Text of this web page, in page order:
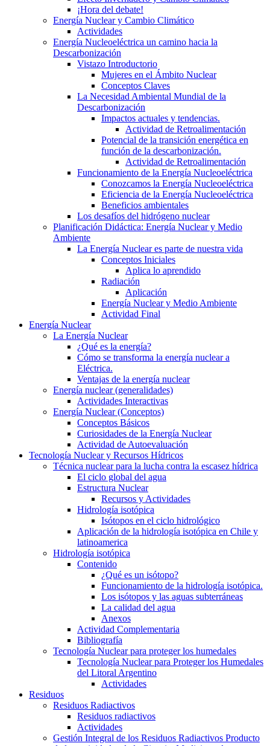
¡Hora del debate!
Energía Nuclear y Cambio Climático
Actividades
Energía Nucleoeléctrica un camino hacia la
Descarbonización
Vistazo Introductorio
Mujeres en el Ámbito Nuclear
Conceptos Claves
La Necesidad Ambiental Mundial de la
Descarbonización
Impactos actuales y tendencias.
Actividad de Retroalimentación
Potencial de la transición energética en
función de la descarbonización.
Actividad de Retroalimentación
Funcionamiento de la Energía Nucleoeléctrica
Conozcamos la Energía Nucleoeléctrica
Eficiencia de la Energía Nucleoeléctrica
Beneficios ambientales
Los desafíos del hidrógeno nuclear
Planificación Didáctica: Energía Nuclear y Medio
Ambiente
La Energía Nuclear es parte de nuestra vida
Conceptos Iniciales
Aplica lo aprendido
Radiación
Aplicación
Energía Nuclear y Medio Ambiente
Actividad Final
Energía Nuclear
La Energía Nuclear
¿Qué es la energía?
Cómo se transforma la energía nuclear a
Eléctrica.
Ventajas de la energía nuclear
Energía nuclear (generalidades)
Actividades Interactivas
Energía Nuclear (Conceptos)
Conceptos Básicos
Curiosidades de la Energía Nuclear
Actividad de Autoevaluación
Tecnología Nuclear y Recursos Hídricos
Técnica nuclear para la lucha contra la escasez hídrica
El ciclo global del agua
Estructura Nuclear
Recursos y Actividades
Hidrología isotópica
Isótopos en el ciclo hidrológico
Aplicación de la hidrología isotópica en Chile y
latinoamerica
Hidrología isotópica
Contenido
¿Qué es un isótopo?
Funcionamiento de la hidrología isotópica.
Los isótopos y las aguas subterráneas
La calidad del agua
Anexos
Actividad Complementaria
Bibliografía
Tecnología Nuclear para proteger los humedales
Tecnología Nuclear para Proteger los Humedales
del Litoral Argentino
Actividades
Residuos
Residuos Radiactivos
Residuos radiactivos
Actividades
Gestión Integral de los Residuos Radiactivos Producto